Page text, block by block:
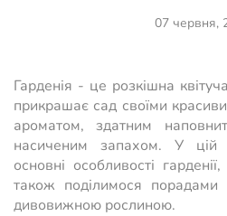
07 червня,
Гарденія - це розкішна
прикрашає сад своїми
ароматом, здатним
насиченим запахом. У цій
основні особливості
також поділимося
дивовижною рослиною.